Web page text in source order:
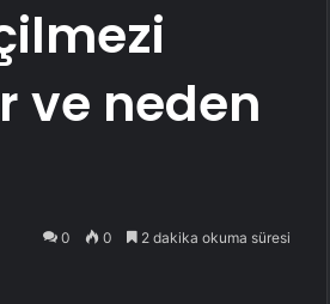
ve neden
0 0 2 dakika okuma süresi